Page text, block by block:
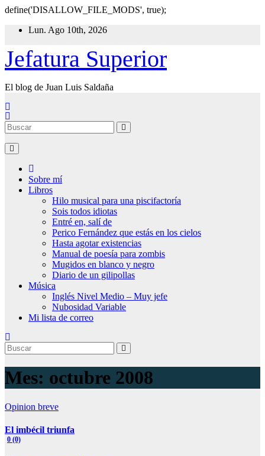
define('DISALLOW_FILE_MODS', true);
contenido
Lun. Ago 10th, 2026
Jefatura Superior
El blog de Juan Luis Saldaña
Sobre mí
Libros
Hilo musical para una piscifactoría
Sois todos idiotas
Entré en, salí de
Perico Fernández que estás en los cielos
Hasta agotar existencias
Manual de poesía para zombis
Mugidos en blanco y negro
Diario de un gilipollas
Música
Inglés Nivel Medio – Muy jefe
Nubosidad Variable
Mi lista de correo
Mes: octubre 2008
Opinion breve
El imbécil triunfa
0 (0)